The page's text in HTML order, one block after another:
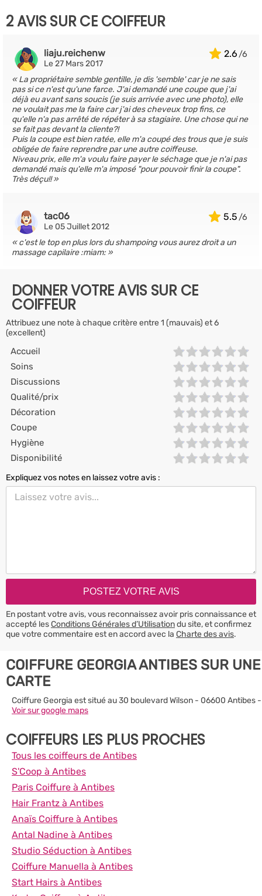
2 AVIS SUR CE COIFFEUR
2.6
liaju.reichenw
Le 27 Mars 2017
La propriétaire semble gentille, je dis 'semble' car je ne sais
pas si ce n'est qu'une farce. J'ai demandé une coupe que j'ai
déjà eu avant sans soucis (je suis arrivée avec une photo), elle
ne voulait pas me la faire car j'ai des cheveux trop fins, ce
qu'elle n'a pas arrêté de répéter à sa stagiaire. Une chose qui ne
se fait pas devant la cliente?!
Puis la coupe est bien ratée, elle m'a coupé des trous que je suis
obligée de faire reprendre par une autre coiffeuse.
Niveau prix, elle m'a voulu faire payer le séchage que je n'ai pas
demandé mais qu'elle m'a imposé "pour pouvoir finir la coupe".
Très déçu!!
5.5
tac06
Le 05 Juillet 2012
c'est le top en plus lors du shampoing vous aurez droit a un
massage capilaire :miam:
DONNER VOTRE AVIS SUR CE
COIFFEUR
Attribuez une note à chaque critère entre 1 (mauvais) et 6
(excellent)
Accueil
Soins
Discussions
Qualité/prix
Décoration
Coupe
Hygiène
Disponibilité
Expliquez vos notes en laissez votre avis :
En postant votre avis, vous reconnaissez avoir pris connaissance et
accepté lesConditions Générales d’Utilisationdu site, et confirmez
que votre commentaire est en accord avec la Charte des avis.
COIFFURE GEORGIA ANTIBES SUR UNE
CARTE
Coiffure Georgia est situé au 30 boulevard Wilson - 06600 Antibes -
Voir sur google maps
COIFFEURS LES PLUS PROCHES
Tous les coiffeurs de Antibes
S'Coop à Antibes
Paris Coiffure à Antibes
Hair Frantz à Antibes
Anaïs Coiffure à Antibes
Antal Nadine à Antibes
Studio Séduction à Antibes
Coiffure Manuella à Antibes
Start Hairs à Antibes